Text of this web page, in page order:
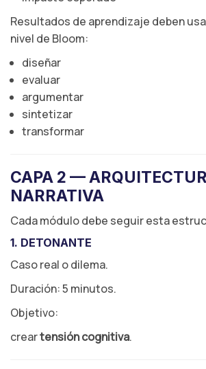
Resultados de aprendizaje deben
nivel de Bloom:
diseñar
evaluar
argumentar
sintetizar
transformar
CAPA 2 —
NARRATIVA
Cada módulo debe seguir esta
1. DETONANTE
Caso real o dilema.
Duración: 5 minutos.
Objetivo:
creartensión cognitiva.